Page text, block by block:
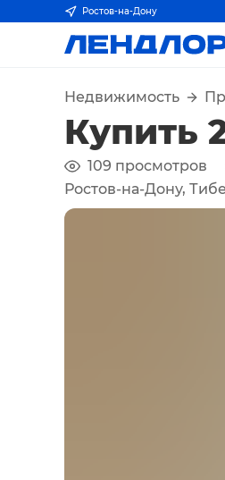
Ростов-на-Дону
Недвижимость
Купить
109 просмотров
Ростов-на-Дону,